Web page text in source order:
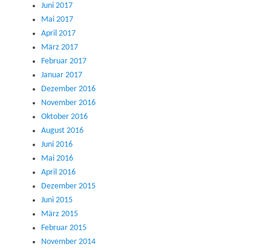
Juni 2017
Mai 2017
April 2017
März 2017
Februar 2017
Januar 2017
Dezember 2016
November 2016
Oktober 2016
August 2016
Juni 2016
Mai 2016
April 2016
Dezember 2015
Juni 2015
März 2015
Februar 2015
November 2014